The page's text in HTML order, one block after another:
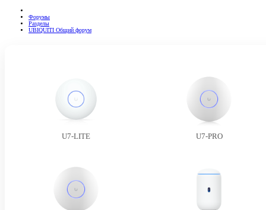
Форумы
Разделы
UBIQUITI Общий форум
U7-LITE U7-PRO